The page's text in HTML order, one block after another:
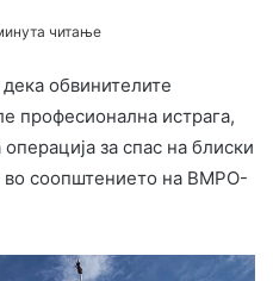
читање
обвинителите
професионална истрага,
за спас на блиски
соопштението на ВМРО-